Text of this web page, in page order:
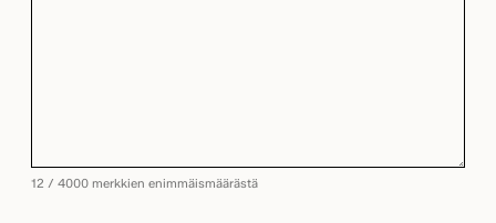
12 / 4000 merkkien enimmäismäärästä